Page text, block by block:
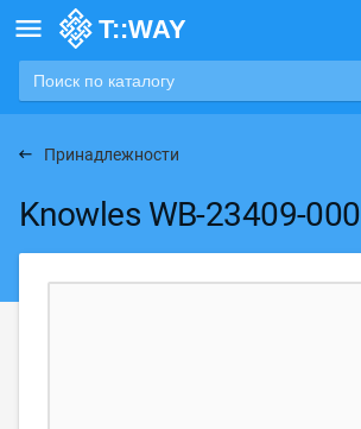

Принадлежности
Knowles WB-23409-000